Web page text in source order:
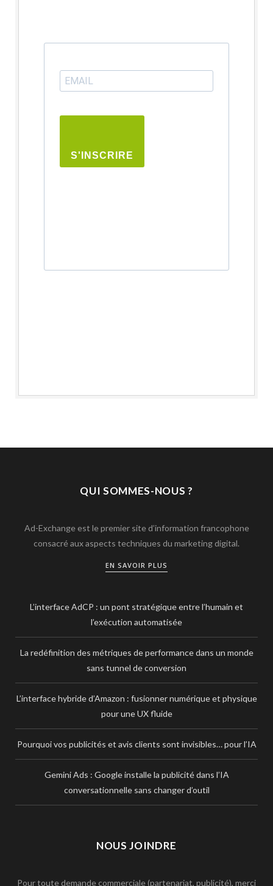
S'INSCRIRE
QUI SOMMES-NOUS ?
Ad-Exchange est le premier site d’information francophone
consacré aux aspects techniques du marketing digital.
EN SAVOIR PLUS
L’interface AdCP : un pont stratégique entre l’humain et
l’exécution automatisée
La redéfinition des métriques de performance dans un monde
sans tunnel de conversion
L’interface hybride d’Amazon : fusionner numérique et physique
pour une UX fluide
Pourquoi vos publicités et avis clients sont invisibles… pour l’IA
Gemini Ads : Google installe la publicité dans l’IA
conversationnelle sans changer d’outil
NOUS JOINDRE
Pour toute demande commerciale (partenariat, publicité), merci